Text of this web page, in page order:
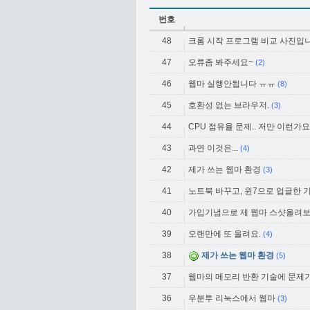
번호
48 크롬 시작 프로그램 비교 사진입
47 오류좀 봐주세요~ (2)
46 웹마 실행안됩니다 ㅠㅠ (8)
45 호환성 없는 브라우저. (3)
44 CPU 점유율 문제.. 저만 이런가
43 과연 이것은... (4)
42 제가 쓰는 웹마 환경 (3)
41 노트북 바꾸고, 윈7으로 업글한
40 가입기념으로 제 웹마 스샷올려
39 오랜만에 또 올려요. (4)
38 제가 쓰는 웹마 환경 (5)
37 웹마의 메모리 반환 기술에 문제
36 우분투 리눅스에서 웹마 (3)